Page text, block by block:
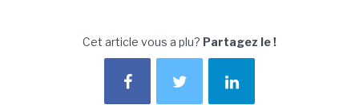
Cet article vous a plu? Partagez le !